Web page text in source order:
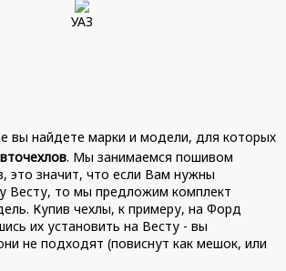
УАЗ
вы найдете марки и модели, для которых
. Мы занимаемся пошивом
это значит, что если Вам нужны
Весту, то мы предложим комплект
Купив чехлы, к примеру, на Форд
их установить на Весту - вы
не подходят (повиснут как мешок, или